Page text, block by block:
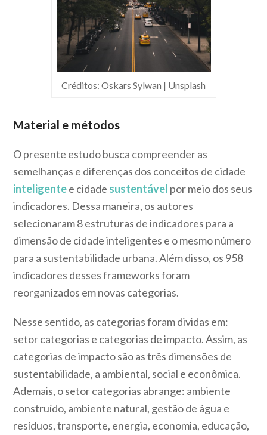
Créditos: Oskars Sylwan | Unsplash
Material e métodos
O presente estudo busca compreender as
semelhanças e diferenças dos conceitos de cidade
inteligentee cidade sustentável por meio dos seus
indicadores. Dessa maneira, os autores
selecionaram 8 estruturas de indicadores para a
dimensão de cidade inteligentes e o mesmo número
para a sustentabilidade urbana. Além disso, os 958
indicadores desses frameworks foram
reorganizados em novas categorias.
Nesse sentido, as categorias foram dividas em:
setor categorias e categorias de impacto. Assim, as
categorias de impacto são as três dimensões de
sustentabilidade, a ambiental, social e econômica.
Ademais, o setor categorias abrange: ambiente
construído, ambiente natural, gestão de água e
resíduos, transporte, energia, economia, educação,